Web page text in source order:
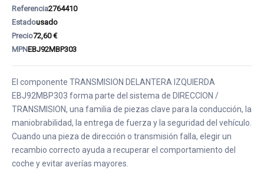
Referencia2764410
Estadousado
Precio72,60 €
MPNEBJ92MBP303
El componente TRANSMISION DELANTERA IZQUIERDA
EBJ92MBP303 forma parte del sistema de DIRECCION /
TRANSMISION, una familia de piezas clave para la conducción, la
maniobrabilidad, la entrega de fuerza y la seguridad del vehículo.
Cuando una pieza de dirección o transmisión falla, elegir un
recambio correcto ayuda a recuperar el comportamiento del
coche y evitar averías mayores.